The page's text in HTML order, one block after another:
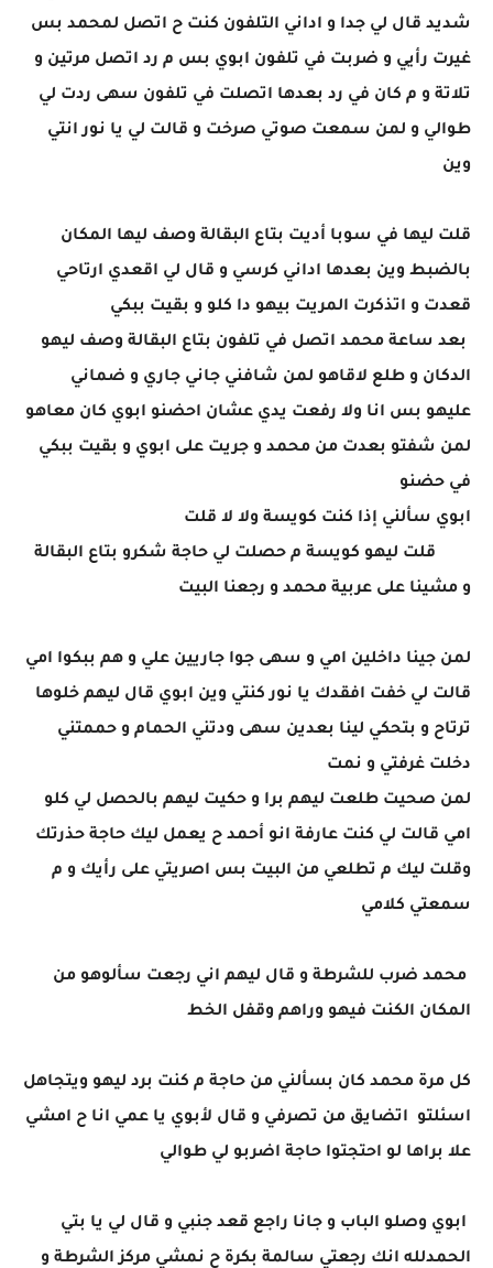
شديد قال لي جدا و اداني التلفون كنت ح اتصل لمحمد بس
غيرت رأيي و ضربت في تلفون ابوي بس م رد اتصل مرتين و
تلاتة و م كان في رد بعدها اتصلت في تلفون سهى ردت لي
طوالي و لمن سمعت صوتي صرخت و قالت لي يا نور انتي
وين
قلت ليها في سوبا أديت بتاع البقالة وصف ليها المكان
بالضبط وين بعدها اداني كرسي و قال لي اقعدي ارتاحي
قعدت و اتذكرت المريت بيهو دا كلو و بقيت ببكي
بعد ساعة محمد اتصل في تلفون بتاع البقالة وصف ليهو
الدكان و طلع لاقاهو لمن شافني جاني جاري و ضماني
عليهو بس انا ولا رفعت يدي عشان احضنو ابوي كان معاهو
لمن شفتو بعدت من محمد و جريت على ابوي و بقيت ببكي
في حضنو
ابوي سألني إذا كنت كويسة ولا لا قلت
​‏​​‏​​‏​​‏​​‏​​‏​​‏​​‏​​‏​​‏​​‏​​‏​​‏​​‏​​‏​​‏​​‏ ​​‏​​‏​​‏​​‏​​‏​​ ​​‏​​‏​​‏​​‏​​‏​​‏​​‏​​‏​​‏​​‏​​‏​​‏​​‏​​‏​​‏​​‏​​ ‏​​‏​​‏​​‏​​‏​​‏​​‏​​‏​​‏​​‏​​‏​​‏​​‏​​‏​​‏​​‏​​‏​ ​‏​​‏​​‏​​‏​​‏​​‏​​‏​​‏​​‏​​‏​​‏​​‏​​‏​​‏​​‏​​‏​​‏ ​​‏​​‏​​‏​​‏​​‏​​‏​​‏​​‏​​‏​​‏​​‏​​‏​​‏​​‏​​‏​​‏​​ ‏​​‏​​‏​​‏​​‏​​‏​​‏​​‏​​‏​​‏​​‏​​‏​​‏​​‏​​‏​​‏​​‏​ ​‏​​‏​​‏​​‏​​‏​​‏​​‏​​‏​​‏​​‏قلت ليهو كويسة م حصلت لي حاجة شكرو بتاع البقالة
و مشينا على عربية محمد و رجعنا البيت
لمن جينا داخلين امي و سهى جوا جاريين علي و هم ببكوا امي
قالت لي خفت افقدك يا نور كنتي وين ابوي قال ليهم خلوها
ترتاح و بتحكي لينا بعدين سهى ودتني الحمام و حممتني
دخلت غرفتي و نمت
لمن صحيت طلعت ليهم برا و حكيت ليهم بالحصل لي كلو
امي قالت لي كنت عارفة انو أحمد ح يعمل ليك حاجة حذرتك
وقلت ليك م تطلعي من البيت بس اصريتي على رأيك و م
سمعتي كلامي
محمد ضرب للشرطة و قال ليهم اني رجعت سألوهو من
المكان الكنت فيهو وراهم وقفل الخط
كل مرة محمد كان بسألني من حاجة م كنت برد ليهو ويتجاهل
اسئلتو اتضايق من تصرفي و قال لأبوي يا عمي انا ح امشي
علا براها لو احتجتوا حاجة اضربو لي طوالي
ابوي وصلو الباب و جانا راجع قعد جنبي و قال لي يا بتي
الحمدلله انك رجعتي سالمة بكرة ح نمشي مركز الشرطة و